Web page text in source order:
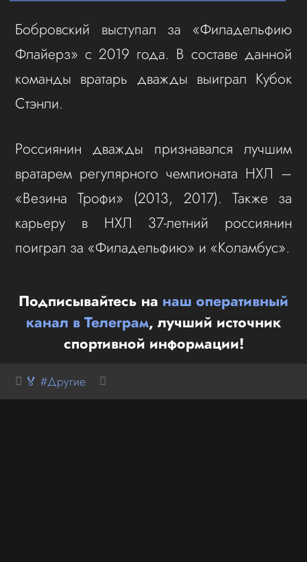
Бобровский выступал за «Филадельфию
Флайерз» с 2019 года. В составе данной
команды вратарь дважды выиграл Кубок
Стэнли.
Россиянин дважды признавался лучшим
вратарем регулярного чемпионата НХЛ –
«Везина Трофи» (2013, 2017). Также за
карьеру в НХЛ 37‑летний россиянин
поиграл за «Филадельфию» и «Коламбус».
Подписывайтесь на наш оперативный
канал в Телеграм, лучший источник
спортивной информации!
🏅 #Другие